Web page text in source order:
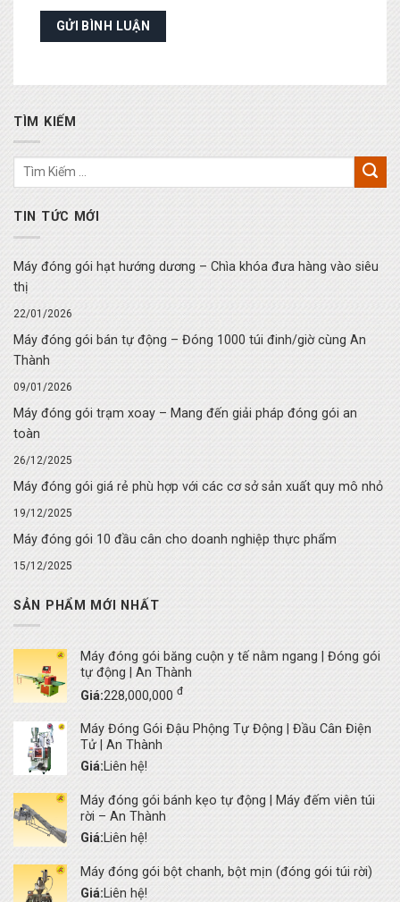
TÌM KIẾM
TIN TỨC MỚI
Máy đóng gói hạt hướng dương – Chìa khóa đưa hàng vào siêu
thị
22/01/2026
Máy đóng gói bán tự động – Đóng 1000 túi đinh/giờ cùng An
Thành
09/01/2026
Máy đóng gói trạm xoay – Mang đến giải pháp đóng gói an
toàn
26/12/2025
Máy đóng gói giá rẻ phù hợp với các cơ sở sản xuất quy mô nhỏ
19/12/2025
Máy đóng gói 10 đầu cân cho doanh nghiệp thực phẩm
15/12/2025
SẢN PHẨM MỚI NHẤT
Máy đóng gói băng cuộn y tế nằm ngang | Đóng gói
tự động | An Thành
Giá:228,000,000 đ
Máy Đóng Gói Đậu Phộng Tự Động | Đầu Cân Điện
Tử | An Thành
Giá:Liên hệ!
Máy đóng gói bánh kẹo tự động | Máy đếm viên túi
rời – An Thành
Giá:Liên hệ!
Máy đóng gói bột chanh, bột mịn (đóng gói túi rời)
Giá:Liên hệ!